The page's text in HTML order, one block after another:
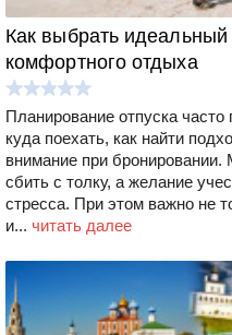
Как выбрать
комфортного отдыха
Планирование отпуска
куда поехать, как найти
внимание при бронировании.
сбить с толку, а желание
стресса. При этом важно не
и... читать далее